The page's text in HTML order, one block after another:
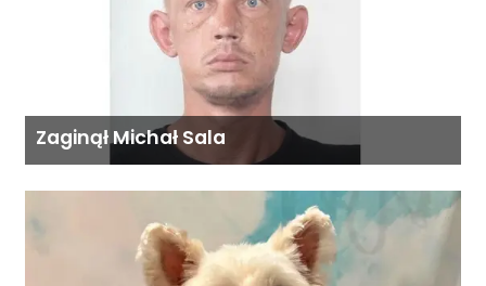
Zaginął Michał Sala